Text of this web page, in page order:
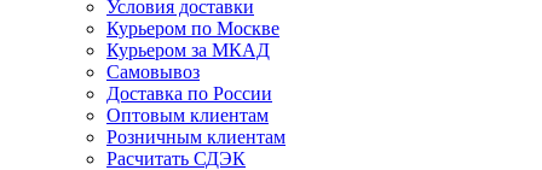
Условия доставки
Курьером по Москве
Курьером за МКАД
Самовывоз
Доставка по России
Оптовым клиентам
Розничным клиентам
Расчитать СДЭК